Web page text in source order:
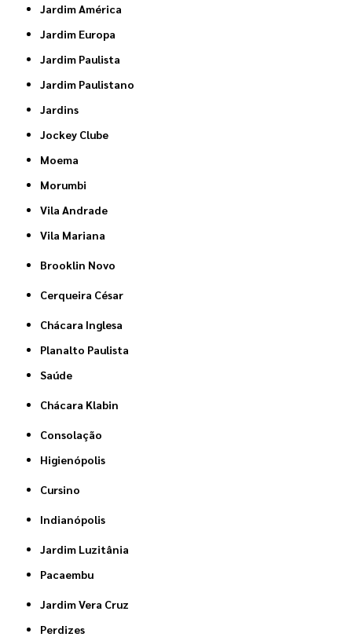
Jardim América
Jardim Europa
Jardim Paulista
Jardim Paulistano
Jardins
Jockey Clube
Moema
Morumbi
Vila Andrade
Vila Mariana
Brooklin Novo
Cerqueira César
Chácara Inglesa
Planalto Paulista
Saúde
Chácara Klabin
Consolação
Higienópolis
Cursino
Indianópolis
Jardim Luzitânia
Pacaembu
Jardim Vera Cruz
Perdizes